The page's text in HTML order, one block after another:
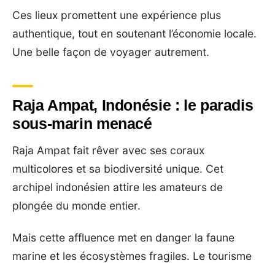
Ces lieux promettent une expérience plus
authentique, tout en soutenant l’économie locale.
Une belle façon de voyager autrement.
Raja Ampat, Indonésie : le paradis
sous-marin menacé
Raja Ampat fait rêver avec ses coraux
multicolores et sa biodiversité unique. Cet
archipel indonésien attire les amateurs de
plongée du monde entier.
Mais cette affluence met en danger la faune
marine et les écosystèmes fragiles. Le tourisme